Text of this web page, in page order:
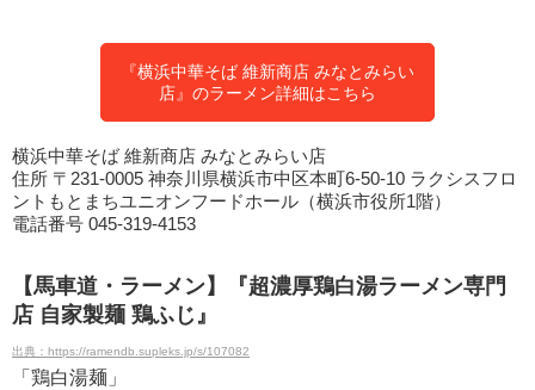
『横浜中華そば 維新商店 みなとみらい
店』のラーメン詳細はこちら
横浜中華そば 維新商店 みなとみらい店
住所 〒231-0005 神奈川県横浜市中区本町6-50-10 ラクシスフロ
ントもとまちユニオンフードホール（横浜市役所1階）
電話番号 045-319-4153
【馬車道・ラーメン】『超濃厚鶏白湯ラーメン専門
店 自家製麺 鶏ふじ』
出典：https://ramendb.supleks.jp/s/107082
「鶏白湯麺」